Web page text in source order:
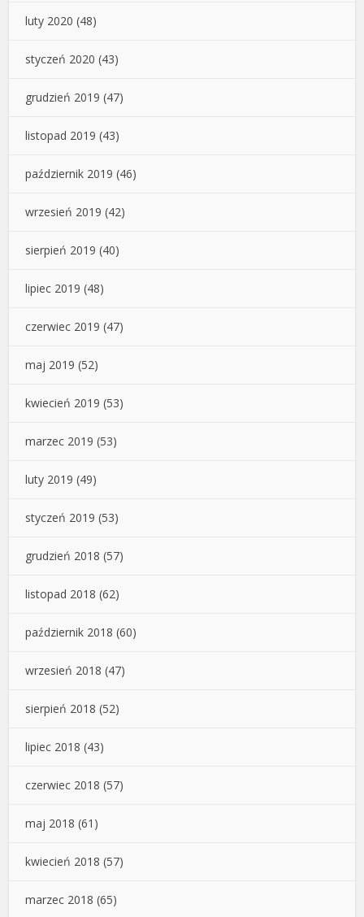
luty 2020 (48)
styczeń 2020 (43)
grudzień 2019 (47)
listopad 2019 (43)
październik 2019 (46)
wrzesień 2019 (42)
sierpień 2019 (40)
lipiec 2019 (48)
czerwiec 2019 (47)
maj 2019 (52)
kwiecień 2019 (53)
marzec 2019 (53)
luty 2019 (49)
styczeń 2019 (53)
grudzień 2018 (57)
listopad 2018 (62)
październik 2018 (60)
wrzesień 2018 (47)
sierpień 2018 (52)
lipiec 2018 (43)
czerwiec 2018 (57)
maj 2018 (61)
kwiecień 2018 (57)
marzec 2018 (65)